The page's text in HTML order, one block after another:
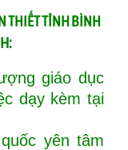
THIẾT TỈNH BÌNH
giáo dục
dạy kèm tại
yên tâm